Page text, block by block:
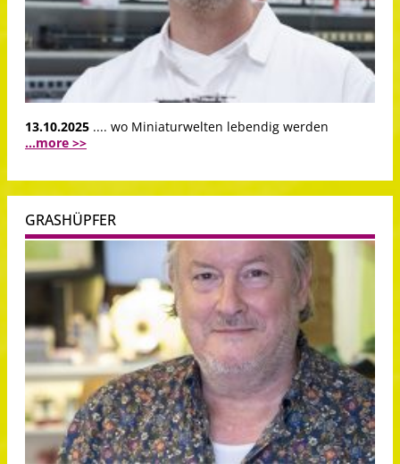
13.10.2025 .... wo Miniaturwelten lebendig werden
...more >>
GRASHÜPFER